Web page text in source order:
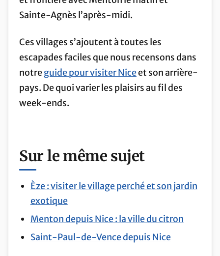
Sainte-Agnès l’après-midi.
Ces villages s’ajoutent à toutes les
escapades faciles que nous recensons dans
notreguide pour visiter Niceet son arrière-
pays. De quoi varier les plaisirs au fil des
week-ends.
Sur le même sujet
Èze : visiter le village perché et son jardin
exotique
Menton depuis Nice : la ville du citron
Saint-Paul-de-Vence depuis Nice